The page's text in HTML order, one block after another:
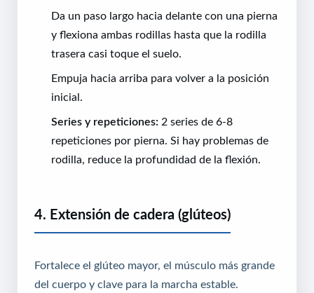
Da un paso largo hacia delante con una pierna
y flexiona ambas rodillas hasta que la rodilla
trasera casi toque el suelo.
Empuja hacia arriba para volver a la posición
inicial.
Series y repeticiones: 2 series de 6-8
repeticiones por pierna. Si hay problemas de
rodilla, reduce la profundidad de la flexión.
4. Extensión de cadera (glúteos)
Fortalece el glúteo mayor, el músculo más grande
del cuerpo y clave para la marcha estable.